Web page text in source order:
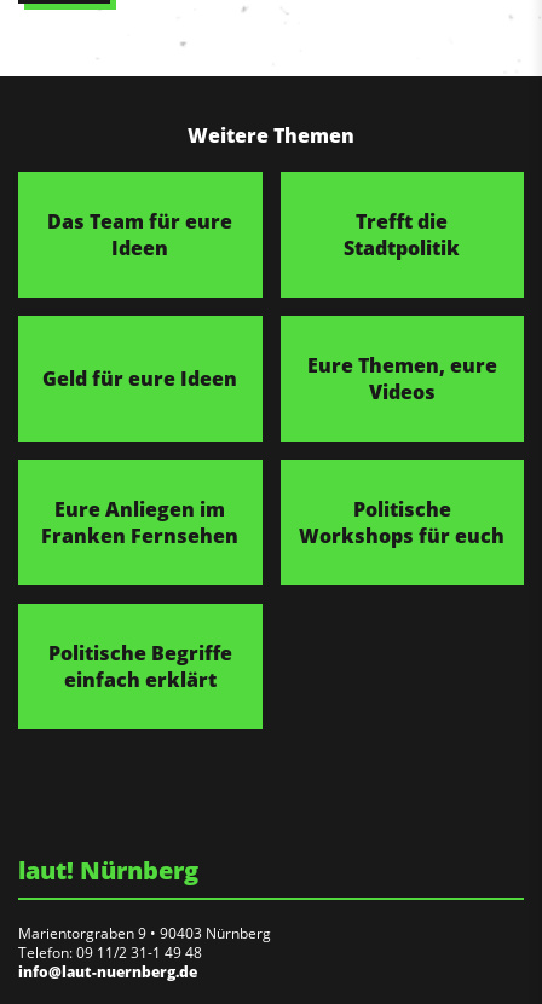
Weitere Themen
Das Team für eure
Ideen
Trefft die
Stadtpolitik
Geld für eure Ideen
Eure Themen, eure
Videos
Eure Anliegen im
Franken Fernsehen
Politische
Workshops für euch
Politische Begriffe
einfach erklärt
laut! Nürnberg
Marientorgraben 9 • 90403 Nürnberg
Telefon: 09 11/2 31-1 49 48
info@laut-nuernberg.de